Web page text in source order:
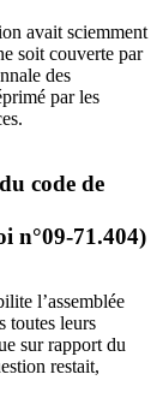
avait sciemment
soit couverte par
des
par les
code de
n°09-71.404)
l’assemblée
toutes leurs
sur rapport du
restait,